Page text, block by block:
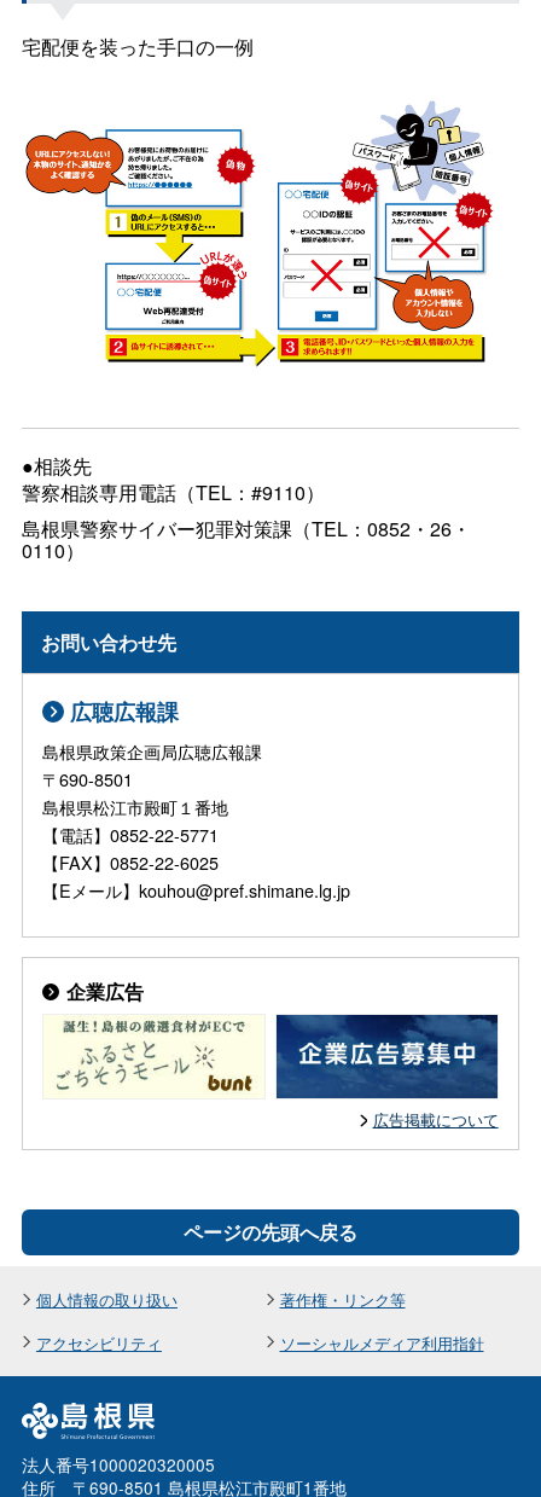
宅配便を装った手口の一例
●相談先
警察相談専用電話（TEL：#9110）
島根県警察サイバー犯罪対策課（TEL：0852・26・
0110）
お問い合わせ先
広聴広報課
島根県政策企画局広聴広報課
〒690-8501
島根県松江市殿町１番地
【電話】0852-22-5771
【FAX】0852-22-6025
【Eメール】kouhou@pref.shimane.lg.jp
企業広告
広告掲載について
ページの先頭へ戻る
個人情報の取り扱い
著作権・リンク等
アクセシビリティ
ソーシャルメディア利用指針
法人番号1000020320005
住所 〒690-8501 島根県松江市殿町1番地